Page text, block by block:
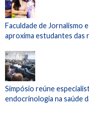
Faculdade de Jornalismo
aproxima estudantes das
Simpósio reúne
endocrinologia na saúde